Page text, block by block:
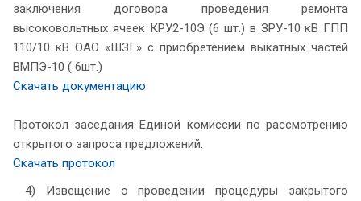
заключения договора проведения ремонта
высоковольтных ячеек КРУ2-10Э (6 шт.) в ЗРУ-10 кВ ГПП
110/10 кВ ОАО «ШЗГ» с приобретением выкатных частей
ВМПЭ-10 ( 6шт.)
Скачать документацию
Протокол заседания Единой комиссии по рассмотрению
открытого запроса предложений.
Скачать протокол
4) Извещение о проведении процедуры закрытого